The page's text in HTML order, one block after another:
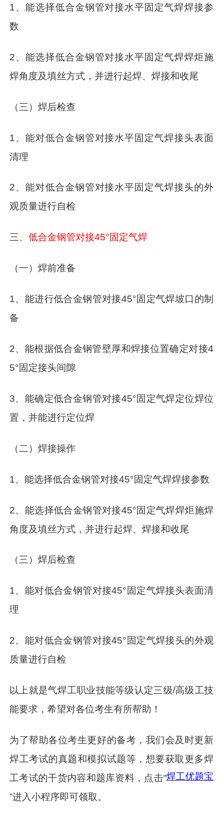
1、能选择低合金钢管对接水平固定气焊焊接参
数
2、能选择低合金钢管对接水平固定气焊焊炬施
焊角度及填丝方式，并进行起焊、焊接和收尾
（三）焊后检查
1、能对低合金钢管对接水平固定气焊接头表面
清理
2、能对低合金钢管对接水平固定气焊接头的外
观质量进行自检
三、低合金钢管对接45°固定气焊
（一）焊前准备
1、能进行低合金钢管对接45°固定气焊坡口的制
备
2、能根据低合金钢管壁厚和焊接位置确定对接4
5°固定接头间隙
3、能确定低合金钢管对接45°固定气焊定位焊位
置，并能进行定位焊
（二）焊接操作
1、能选择低合金钢管对接45°固定气焊焊接参数
2、能选择低合金钢管对接45°固定气焊焊炬施焊
角度及填丝方式，并进行起焊、焊接和收尾
（三）焊后检查
1、能对低合金钢管对接45°固定气焊接头表面清
理
2、能对低合金钢管对接45°固定气焊接头的外观
质量进行自检
以上就是气焊工职业技能等级认定三级/高级工技
能要求，希望对各位考生有所帮助！
为了帮助各位考生更好的备考，我们会及时更新
焊工考试的真题和模拟试题等，想要获取更多焊
工考试的干货内容和题库资料，点击“焊工优题宝
”进入小程序即可领取。